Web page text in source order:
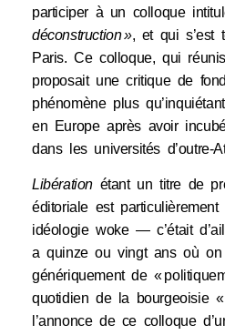
participer à un colloque
déconstruction », et qui s’est
Paris. Ce colloque, qui
proposait une critique de
phénomène plus
en Europe après avoir
dans les universités d’outre-
Libération étant un titre de
éditoriale est
idéologie woke — c’était
a quinze ou vingt ans où on
génériquement de «
quotidien de la bourgeoisie «
l’annonce de ce colloque